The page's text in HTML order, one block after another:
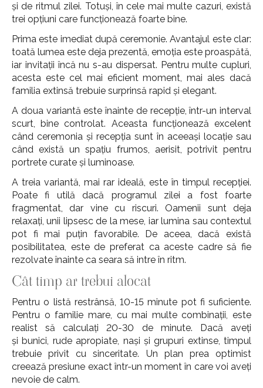
și de ritmul zilei. Totuși, în cele mai multe cazuri, există
trei opțiuni care funcționează foarte bine.
Prima este imediat după ceremonie. Avantajul este clar:
toată lumea este deja prezentă, emoția este proaspătă,
iar invitații încă nu s-au dispersat. Pentru multe cupluri,
acesta este cel mai eficient moment, mai ales dacă
familia extinsă trebuie surprinsă rapid și elegant.
A doua variantă este înainte de recepție, într-un interval
scurt, bine controlat. Aceasta funcționează excelent
când ceremonia și recepția sunt în aceeași locație sau
când există un spațiu frumos, aerisit, potrivit pentru
portrete curate și luminoase.
A treia variantă, mai rar ideală, este în timpul recepției.
Poate fi utilă dacă programul zilei a fost foarte
fragmentat, dar vine cu riscuri. Oamenii sunt deja
relaxați, unii lipsesc de la mese, iar lumina sau contextul
pot fi mai puțin favorabile. De aceea, dacă există
posibilitatea, este de preferat ca aceste cadre să fie
rezolvate înainte ca seara să intre în ritm.
Cât timp ar trebui alocat
Pentru o listă restrânsă, 10-15 minute pot fi suficiente.
Pentru o familie mare, cu mai multe combinații, este
realist să calculați 20-30 de minute. Dacă aveți
și bunici, rude apropiate, nași și grupuri extinse, timpul
trebuie privit cu sinceritate. Un plan prea optimist
creează presiune exact într-un moment în care voi aveți
nevoie de calm.